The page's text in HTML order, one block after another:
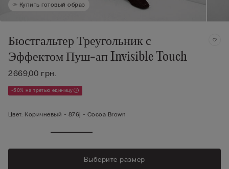
Купить готовый образ
Бюстгальтер Треугольник с
Эффектом Пуш-ап Invisible Touch
2669,00 грн.
-50% на третью единицу
Цвет: Коричневый - 876j - Cocoa Brown
Выберите размер